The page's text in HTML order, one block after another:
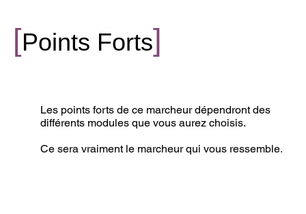
[Points Forts]
Les points forts de ce marcheur dépendront des
différents modules que vous aurez choisis.
Ce sera vraiment le marcheur qui vous ressemble.